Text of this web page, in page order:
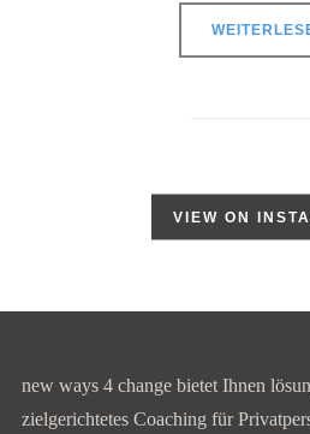
VIEW ON
new ways 4 change bietet Ihnen
zielgerichtetes Coaching für